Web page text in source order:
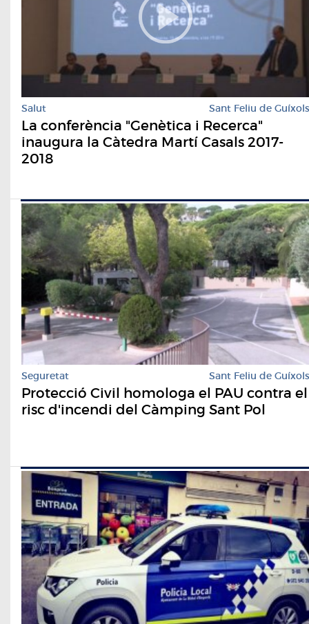
Salut Sant Feliu de Guíxols
La conferència "Genètica i Recerca"
inaugura la Càtedra Martí Casals 2017-
2018
Seguretat Sant Feliu de Guíxols
Protecció Civil homologa el PAU contra el
risc d'incendi del Càmping Sant Pol